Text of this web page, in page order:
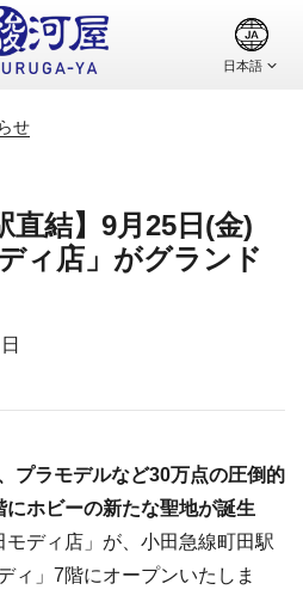
せ
直結】9月25日(金)
ィ店」がグランド
プラモデルなど30万点の圧倒的
ホビーの新たな聖地が誕生
ディ店」が、小田急線町田駅
ィ」7階にオープンいたしま